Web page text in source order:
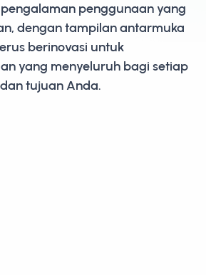
penggunaan yang
dengan tampilan antarmuka
berinovasi untuk
yang menyeluruh bagi setiap
tujuan Anda.